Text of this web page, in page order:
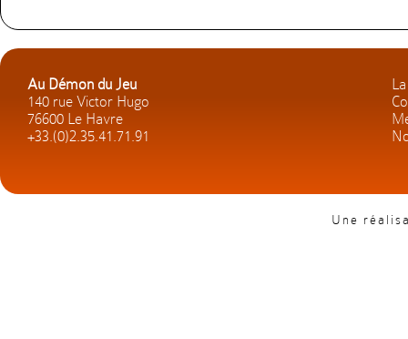
Au Démon du Jeu
140 rue Victor Hugo
76600 Le Havre
+33.(0)2.35.41.71.91
Une